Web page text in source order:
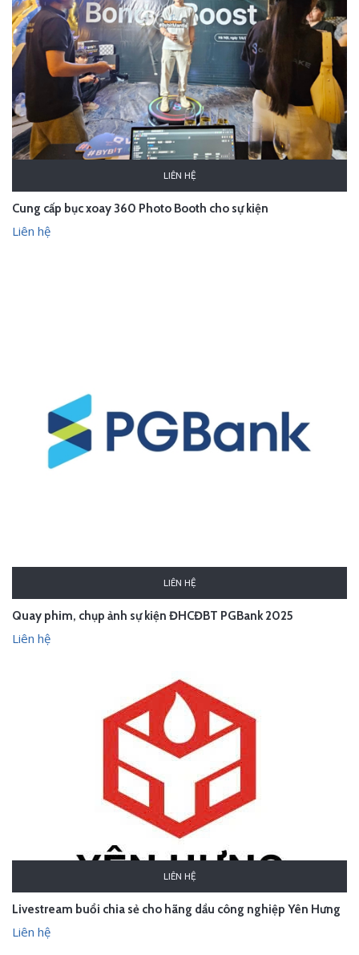
LIÊN HỆ
Cung cấp bục xoay 360 Photo Booth cho sự kiện
Liên hệ
LIÊN HỆ
Quay phim, chụp ảnh sự kiện ĐHCĐBT PGBank 2025
Liên hệ
LIÊN HỆ
Livestream buổi chia sẻ cho hãng dầu công nghiệp Yên Hưng
Liên hệ